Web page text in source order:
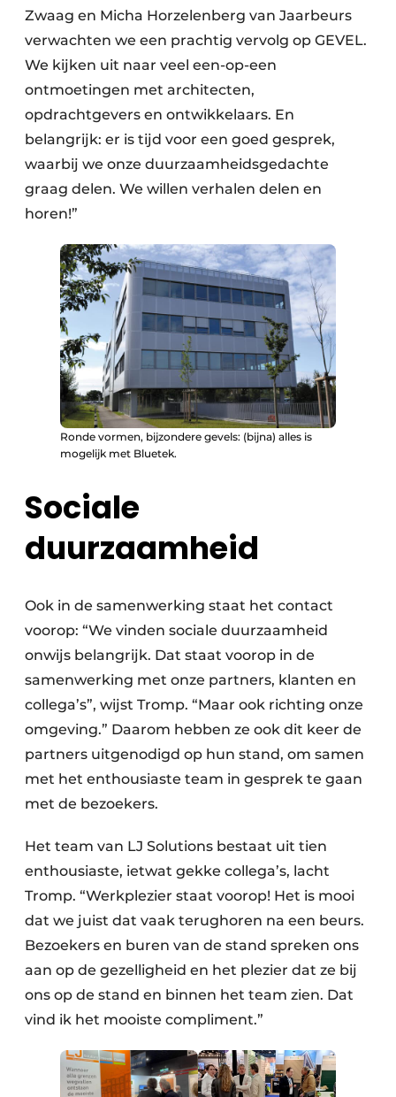
Zwaag en Micha Horzelenberg van Jaarbeurs
verwachten we een prachtig vervolg op GEVEL.
We kijken uit naar veel een-op-een
ontmoetingen met architecten,
opdrachtgevers en ontwikkelaars. En
belangrijk: er is tijd voor een goed gesprek,
waarbij we onze duurzaamheidsgedachte
graag delen. We willen verhalen delen en
horen!”
Ronde vormen, bijzondere gevels: (bijna) alles is
mogelijk met Bluetek.
Sociale
duurzaamheid
Ook in de samenwerking staat het contact
voorop: “We vinden sociale duurzaamheid
onwijs belangrijk. Dat staat voorop in de
samenwerking met onze partners, klanten en
collega’s”, wijst Tromp. “Maar ook richting onze
omgeving.” Daarom hebben ze ook dit keer de
partners uitgenodigd op hun stand, om samen
met het enthousiaste team in gesprek te gaan
met de bezoekers.
Het team van LJ Solutions bestaat uit tien
enthousiaste, ietwat gekke collega’s, lacht
Tromp. “Werkplezier staat voorop! Het is mooi
dat we juist dat vaak terughoren na een beurs.
Bezoekers en buren van de stand spreken ons
aan op de gezelligheid en het plezier dat ze bij
ons op de stand en binnen het team zien. Dat
vind ik het mooiste compliment.”